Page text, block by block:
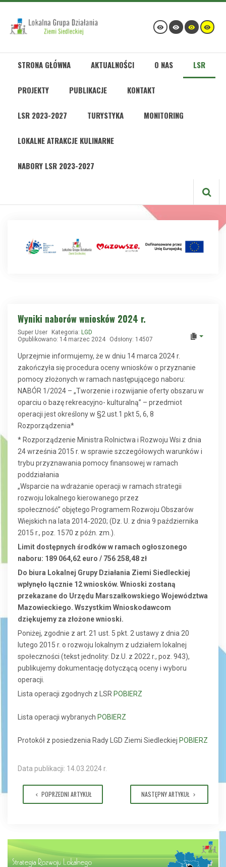
STRONA GŁÓWNA AKTUALNOŚCI O NAS LSR
PROJEKTY PUBLIKACJE KONTAKT
LSR 2023-2027 TURYSTYKA MONITORING
LOKALNE ATRAKCJE KULINARNE
NABORY LSR 2023-2027
Wyniki naborów wniosków 2024 r.
Super User Kategoria: LGD
Opublikowano: 14 marzec 2024
Odsłony: 14507
Uprzejmie informujemy, że w dniu 14 marca 2024 r.
zakończyła się procedura oceny wniosków o przyznanie
pomocy złożonych w ramach następującego naboru:
NABÓR 1/2024 – „Tworzenie i rozwijanie oferty obszaru w
oparciu o bazę rekreacyjno- kulturalną” – przedmiot
operacji jest określony w §2 ust.1 pkt 5, 6, 8
Rozporządzenia*
* Rozporządzenie Ministra Rolnictwa i Rozwoju Wsi z dnia
24 września 2015 r. w sprawie szczegółowych warunków i
trybu przyznawania pomocy finansowej w ramach
poddziałania
„Wsparcie na wdrażanie operacji w ramach strategii
rozwoju lokalnego kierowanego przez
społeczność” objętego Programem Rozwoju Obszarów
Wiejskich na lata 2014-2020; (Dz. U. z dnia 9 października
2015 r., poz. 1570 z późn. zm.).
Limit dostępnych środków w ramach ogłoszonego
naboru: 189 064,62 euro / 756 258,48 zł
Do biura Lokalnej Grupy Działania Ziemi Siedleckiej
wpłynęło łącznie 12 wniosków. Wnioski zostaną
przekazane do Urzędu Marszałkowskiego Województwa
Mazowieckiego. Wszystkim Wnioskodawcom
dziękujemy za złożone wnioski.
Poniżej, zgodnie z art. 21 ust. 5 pkt. 2 ustawy z dnia 20
lutego 2015 r. o rozwoju lokalnym z udziałem lokalnej
społeczności (tekst jednolity: Dz.U. z 2022 r., poz. 943),
publikujemy dokumentację dotyczącą oceny i wyboru
operacji.
Lista operacji zgodnych z LSR POBIERZ
Lista operacji wybranych POBIERZ
Protokół z posiedzenia Rady LGD Ziemi Siedleckiej POBIERZ
Data publikacji: 14.03.2024 r.
POPRZEDNI ARTYKUŁ NASTĘPNY ARTYKUŁ